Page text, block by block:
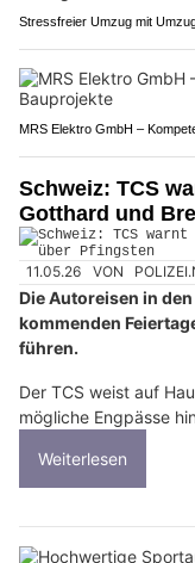
Stressfreier Umzug mit
MRS Elektro GmbH –
Schweiz: TCS
Gotthard und
11.05.26 VON
Die Autoreisen in
kommenden
führen.
Der TCS weist auf
mögliche Engpässe
Weiterlesen